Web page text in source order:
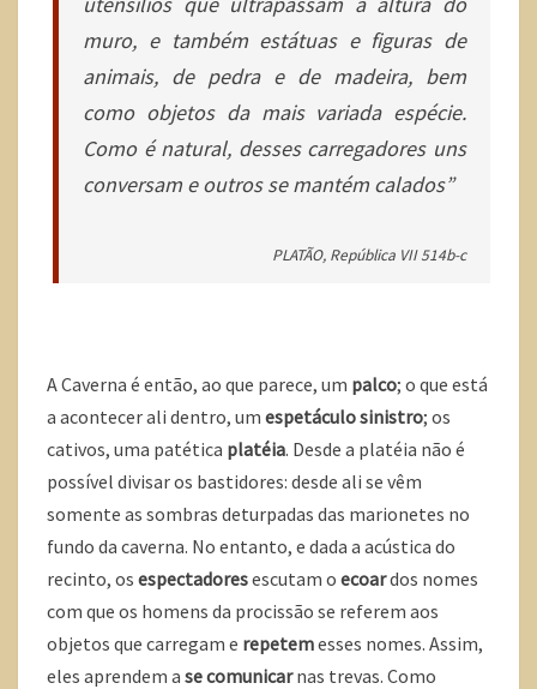
muro, e também estátuas e figuras de
animais, de pedra e de madeira, bem
como objetos da mais variada espécie.
Como é natural, desses carregadores uns
conversam e outros se mantém calados”
PLATÃO, República VII 514b-c
A Caverna é então, ao que parece, um palco; o que está
a acontecer ali dentro, um espetáculo sinistro; os
cativos, uma patética platéia. Desde a platéia não é
possível divisar os bastidores: desde ali se vêm
somente as sombras deturpadas das marionetes no
fundo da caverna. No entanto, e dada a acústica do
recinto, os espectadoresescutam o ecoardos nomes
com que os homens da procissão se referem aos
objetos que carregam e repetemesses nomes. Assim,
eles aprendem a se comunicarnas trevas. Como